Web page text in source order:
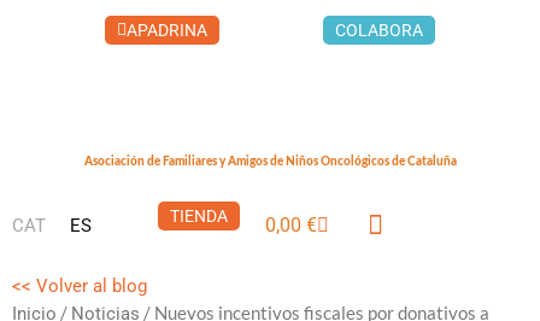
APADRINA COLABORA
Asociación de Familiares y Amigos de Niños Oncológicos de Cataluña
CAT ES TIENDA 0,00€Carrito
<< Volver al blog
Inicio / Noticias / Nuevos incentivos fiscales por donativos a